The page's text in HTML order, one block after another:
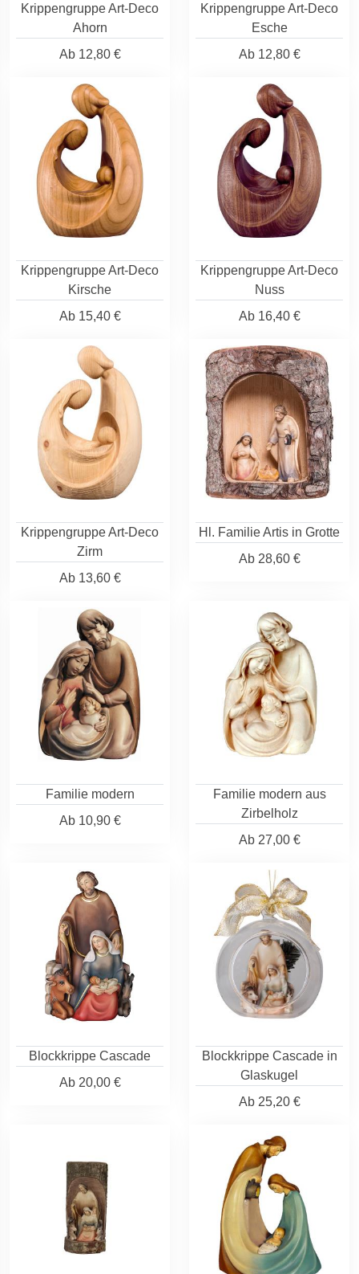
Krippengruppe Art-Deco
Ahorn
Ab12,80 €
Krippengruppe Art-Deco
Esche
Ab12,80 €
Krippengruppe Art-Deco
Kirsche
Ab15,40 €
Krippengruppe Art-Deco
Nuss
Ab16,40 €
Krippengruppe Art-Deco
Zirm
Ab13,60 €
Hl. Familie Artis in Grotte
Ab28,60 €
Familie modern
Ab10,90 €
Familie modern aus
Zirbelholz
Ab27,00 €
Blockkrippe Cascade
Ab20,00 €
Blockkrippe Cascade in
Glaskugel
Ab25,20 €